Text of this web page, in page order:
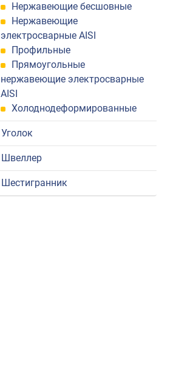
Нержавеющие бесшовные
Нержавеющие
электросварные AISI
Профильные
Прямоугольные
нержавеющие электросварные
AISI
Холоднодеформированные
Уголок
Швеллер
Шестигранник